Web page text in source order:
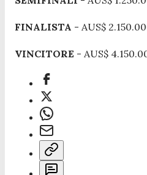
FINALISTA - AUS$
VINCITORE - AUS$